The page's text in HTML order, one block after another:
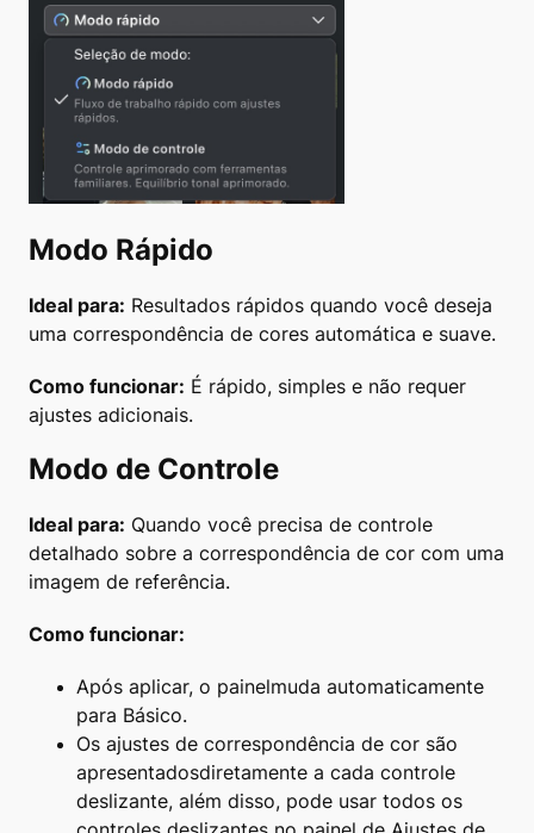
Modo Rápido
Ideal para: Resultados rápidos quando você deseja
uma correspondência de cores automática e suave.
Como funcionar: É rápido, simples e não requer
ajustes adicionais.
Modo de Controle
Ideal para: Quando você precisa de controle
detalhado sobre a correspondência de cor com uma
imagem de referência.
Como funcionar:
Após aplicar, o painelmuda automaticamente
para Básico.
Os ajustes de correspondência de cor são
apresentadosdiretamente a cada controle
deslizante, além disso, pode usar todos os